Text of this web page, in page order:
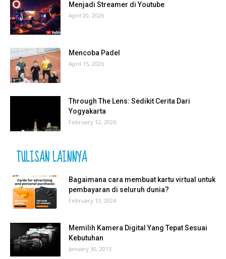
Menjadi Streamer di Youtube
April 20, 2026
Mencoba Padel
April 15, 2026
Through The Lens: Sedikit Cerita Dari
Yogyakarta
February 12, 2026
TULISAN LAINNYA
Bagaimana cara membuat kartu virtual untuk
pembayaran di seluruh dunia?
February 13, 2024
Memilih Kamera Digital Yang Tepat Sesuai
Kebutuhan
January 30, 2015